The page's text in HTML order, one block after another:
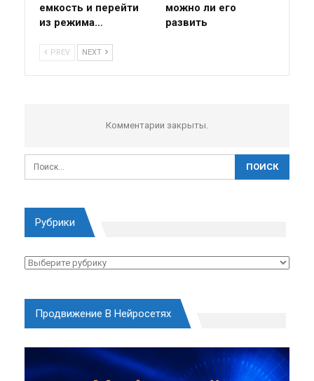
емкость и перейти
из режима…
можно ли его
развить
PREV NEXT
Комментарии закрыты.
Рубрики
Рубрики
Продвижение В Нейросетях